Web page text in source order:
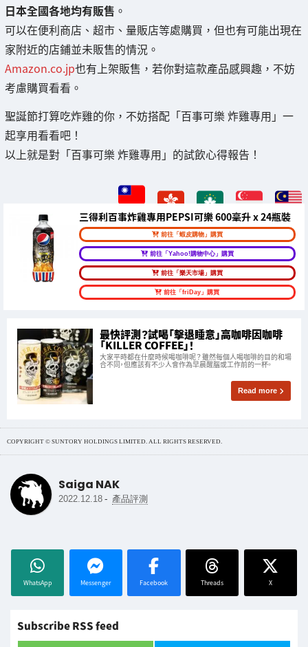
日本全國各地均有販售 。
可以在便利商店、超市、量販店等處購買，但也有可能出現在
家附近的店鋪並未販售的情況。
Amazon.co.jp也有上架販售，若你對這款產品感興趣，不妨
考慮購買看看。
聖誕節打算吃炸雞的你，不妨搭配「百事可樂 炸雞專用」一
起享用看看吧！
以上就是對「百事可樂 炸雞專用」的試飲心得報告！
三得利百事炸雞專用PEPSI可樂 600毫升 x 24瓶裝
前往「蝦皮購物」購買
前往「Yahoo!購物中心」購買
前往「樂天市場」購買
前往「friDay」購買
最快評測？試喝「擊退睡意」高咖啡因咖啡
「KILLER COFFEE」！
大家平時都在什麼時候喝咖啡呢？ 雖然每個人喝咖啡的目的和場
合不同，但應該有不少人會作為早晨醒腦或工作前的一杯。
Read more
COPYRIGHT © SUNTORY HOLDINGS LIMITED. ALL RIGHTS RESERVED.
Saiga NAK
2022.12.18 - 產品評測
WhatsApp Messenger Facebook Threads X
Subscribe RSS feed